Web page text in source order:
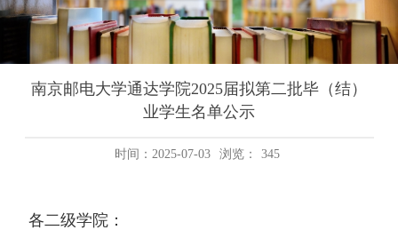
南京邮电大学通达学院2025届拟第二批毕（结）
业学生名单公示
时间：2025-07-03 浏览： 345
各二级学院：